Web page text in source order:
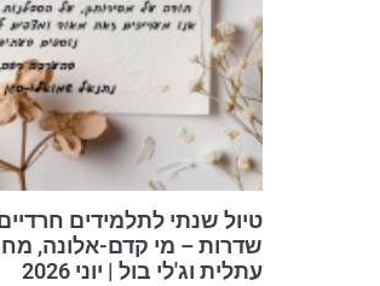
טיול שנתי לתלמידים
שדרות – מי קדם-אלונה,
עתלית וג'לי בול | יוני 2026